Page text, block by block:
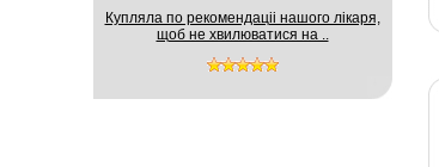
Купляла по рекомендаціі нашого лікаря,
щоб не хвилюватися на ..